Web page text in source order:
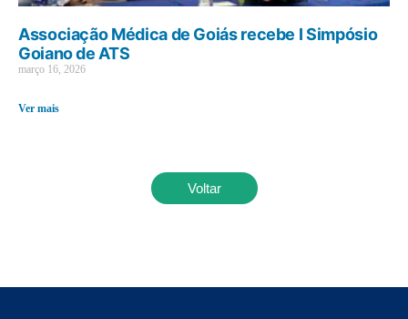
Associação Médica de Goiás recebe I Simpósio
Goiano de ATS
março 16, 2026
Ver mais
Voltar